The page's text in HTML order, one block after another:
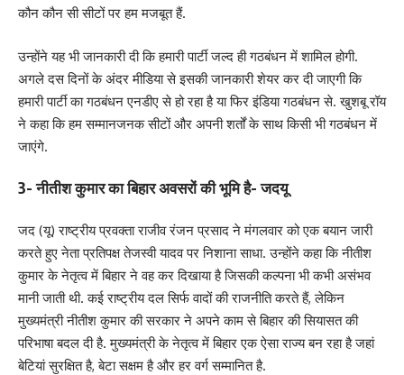
कौन कौन सी सीटों पर हम मजबूत हैं.
उन्होंने यह भी जानकारी दी कि हमारी पार्टी जल्द ही गठबंधन में शामिल होगी.
अगले दस दिनों के अंदर मीडिया से इसकी जानकारी शेयर कर दी जाएगी कि
हमारी पार्टी का गठबंधन एनडीए से हो रहा है या फिर इंडिया गठबंधन से. खुशबू रॉय
ने कहा कि हम सम्मानजनक सीटों और अपनी शर्तों के साथ किसी भी गठबंधन में
जाएंगे.
3- नीतीश कुमार का बिहार अवसरों की भूमि है- जदयू
जद (यू) राष्ट्रीय प्रवक्ता राजीव रंजन प्रसाद ने मंगलवार को एक बयान जारी
करते हुए नेता प्रतिपक्ष तेजस्वी यादव पर निशाना साधा. उन्होंने कहा कि नीतीश
कुमार के नेतृत्व में बिहार ने वह कर दिखाया है जिसकी कल्पना भी कभी असंभव
मानी जाती थी. कई राष्ट्रीय दल सिर्फ वादों की राजनीति करते हैं, लेकिन
मुख्यमंत्री नीतीश कुमार की सरकार ने अपने काम से बिहार की सियासत की
परिभाषा बदल दी है. मुख्यमंत्री के नेतृत्व में बिहार एक ऐसा राज्य बन रहा है जहां
बेटियां सुरक्षित है, बेटा सक्षम है और हर वर्ग सम्मानित है.